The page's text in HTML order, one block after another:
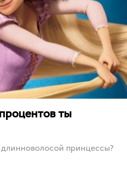
ты
длинноволосой принцессы?